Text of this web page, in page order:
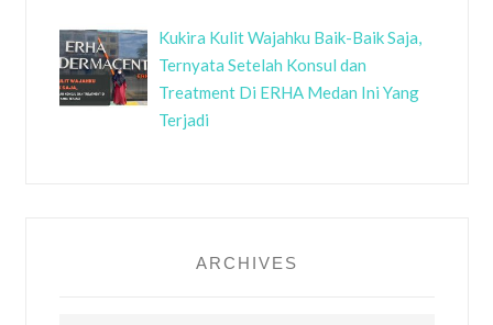
Kukira Kulit Wajahku Baik-Baik Saja,
Ternyata Setelah Konsul dan
Treatment Di ERHA Medan Ini Yang
Terjadi
ARCHIVES